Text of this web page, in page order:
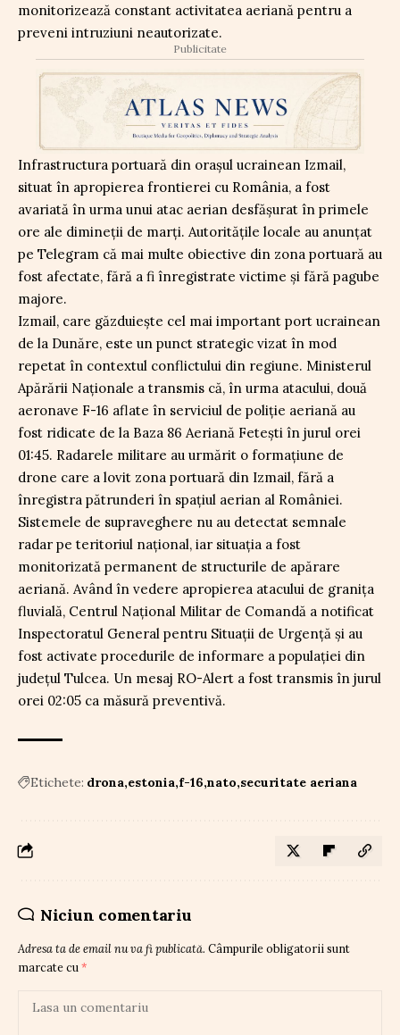
monitorizează constant activitatea aeriană pentru a
preveni intruziuni neautorizate.
Publicitate
Infrastructura portuară din orașul ucrainean Izmail,
situat în apropierea frontierei cu România, a fost
avariată în urma unui atac aerian desfășurat în primele
ore ale dimineții de marți. Autoritățile locale au anunțat
pe Telegram că mai multe obiective din zona portuară au
fost afectate, fără a fi înregistrate victime și fără pagube
majore.
Izmail, care găzduiește cel mai important port ucrainean
de la Dunăre, este un punct strategic vizat în mod
repetat în contextul conflictului din regiune. Ministerul
Apărării Naționale a transmis că, în urma atacului, două
aeronave F-16 aflate în serviciul de poliție aeriană au
fost ridicate de la Baza 86 Aeriană Fetești în jurul orei
01:45. Radarele militare au urmărit o formațiune de
drone care a lovit zona portuară din Izmail, fără a
înregistra pătrunderi în spațiul aerian al României.
Sistemele de supraveghere nu au detectat semnale
radar pe teritoriul național, iar situația a fost
monitorizată permanent de structurile de apărare
aeriană. Având în vedere apropierea atacului de granița
fluvială, Centrul Național Militar de Comandă a notificat
Inspectoratul General pentru Situații de Urgență și au
fost activate procedurile de informare a populației din
județul Tulcea. Un mesaj RO-Alert a fost transmis în jurul
orei 02:05 ca măsură preventivă.
Etichete: drona estonia f-16 nato securitate aeriana
Niciun comentariu
Adresa ta de email nu va fi publicată. Câmpurile obligatorii sunt
marcate cu *